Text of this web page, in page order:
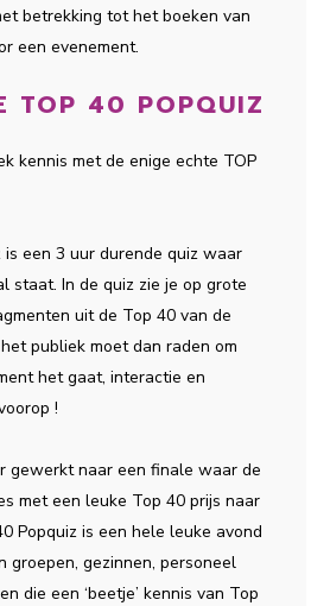
betrekking tot het boeken van
een evenement.
TOP 40 POPQUIZ
kennis met de enige echte TOP
is een 3 uur durende quiz waar
staat. In de quiz zie je op grote
uit de Top 40 van de
publiek moet dan raden om
het gaat, interactie en
!
gewerkt naar een finale waar de
met een leuke Top 40 prijs naar
Popquiz is een hele leuke avond
groepen, gezinnen, personeel
die een ‘beetje’ kennis van Top